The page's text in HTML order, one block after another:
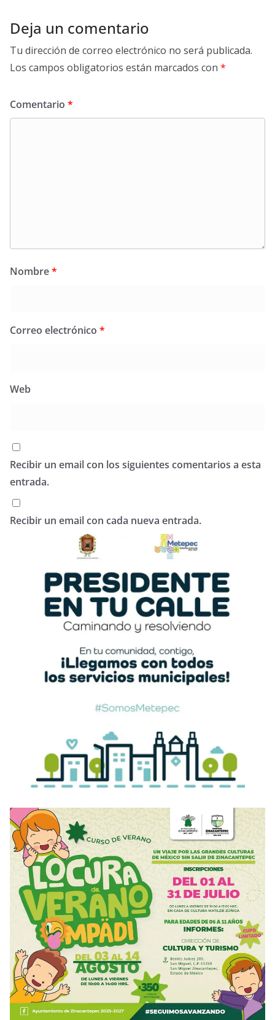
Deja un comentario
Tu dirección de correo electrónico no será publicada.
Los campos obligatorios están marcados con *
Comentario *
Nombre*
Correo electrónico *
Web
Recibir un email con los siguientes comentarios a esta
entrada.
Recibir un email con cada nueva entrada.